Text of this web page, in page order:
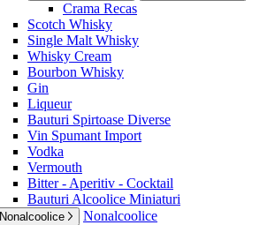
Crama Recas
Scotch Whisky
Single Malt Whisky
Whisky Cream
Bourbon Whisky
Gin
Liqueur
Bauturi Spirtoase Diverse
Vin Spumant Import
Vodka
Vermouth
Bitter - Aperitiv - Cocktail
Bauturi Alcoolice Miniaturi
Nonalcoolice Nonalcoolice